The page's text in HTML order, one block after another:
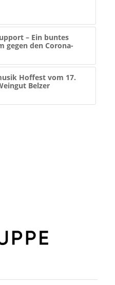
– Ein buntes
gegen den Corona-
Hoffest vom 17.
Belzer